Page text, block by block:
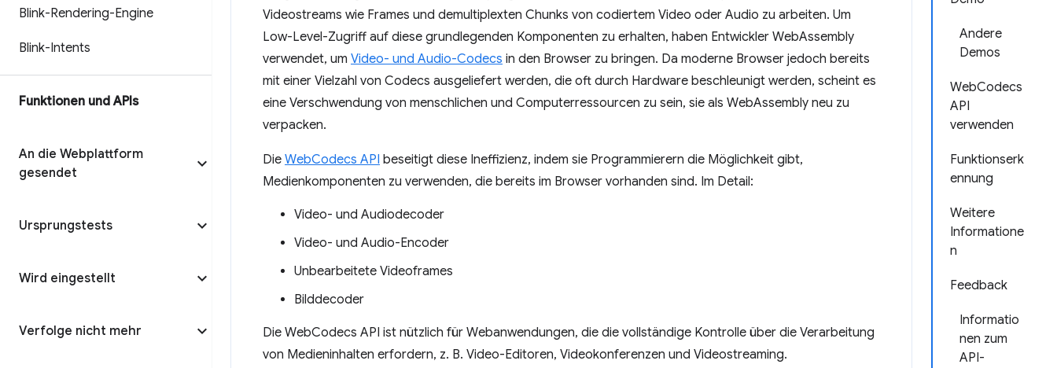
Blink-Rendering-Engine
Blink-Intents
Funktionen und APIs
An die Webplattform
gesendet
Ursprungstests
Wird eingestellt
Verfolge nicht mehr
Andere
Demos
WebCodecs
API
verwenden
Funktionserk
ennung
Weitere
Informatione
n
Feedback
Informatio
nen zum
API-
Videostreams wie Frames und demultiplexten Chunks von codiertem Video oder Audio zu arbeiten. Um
Low-Level-Zugriff auf diese grundlegenden Komponenten zu erhalten, haben Entwickler WebAssembly
verwendet, um Video- und Audio-Codecs in den Browser zu bringen. Da moderne Browser jedoch bereits
mit einer Vielzahl von Codecs ausgeliefert werden, die oft durch Hardware beschleunigt werden, scheint es
eine Verschwendung von menschlichen und Computerressourcen zu sein, sie als WebAssembly neu zu
verpacken.
Die WebCodecs API beseitigt diese Ineffizienz, indem sie Programmierern die Möglichkeit gibt,
Medienkomponenten zu verwenden, die bereits im Browser vorhanden sind. Im Detail:
Video- und Audiodecoder
Video- und Audio-Encoder
Unbearbeitete Videoframes
Bilddecoder
Die WebCodecs API ist nützlich für Webanwendungen, die die vollständige Kontrolle über die Verarbeitung
von Medieninhalten erfordern, z. B. Video-Editoren, Videokonferenzen und Videostreaming.